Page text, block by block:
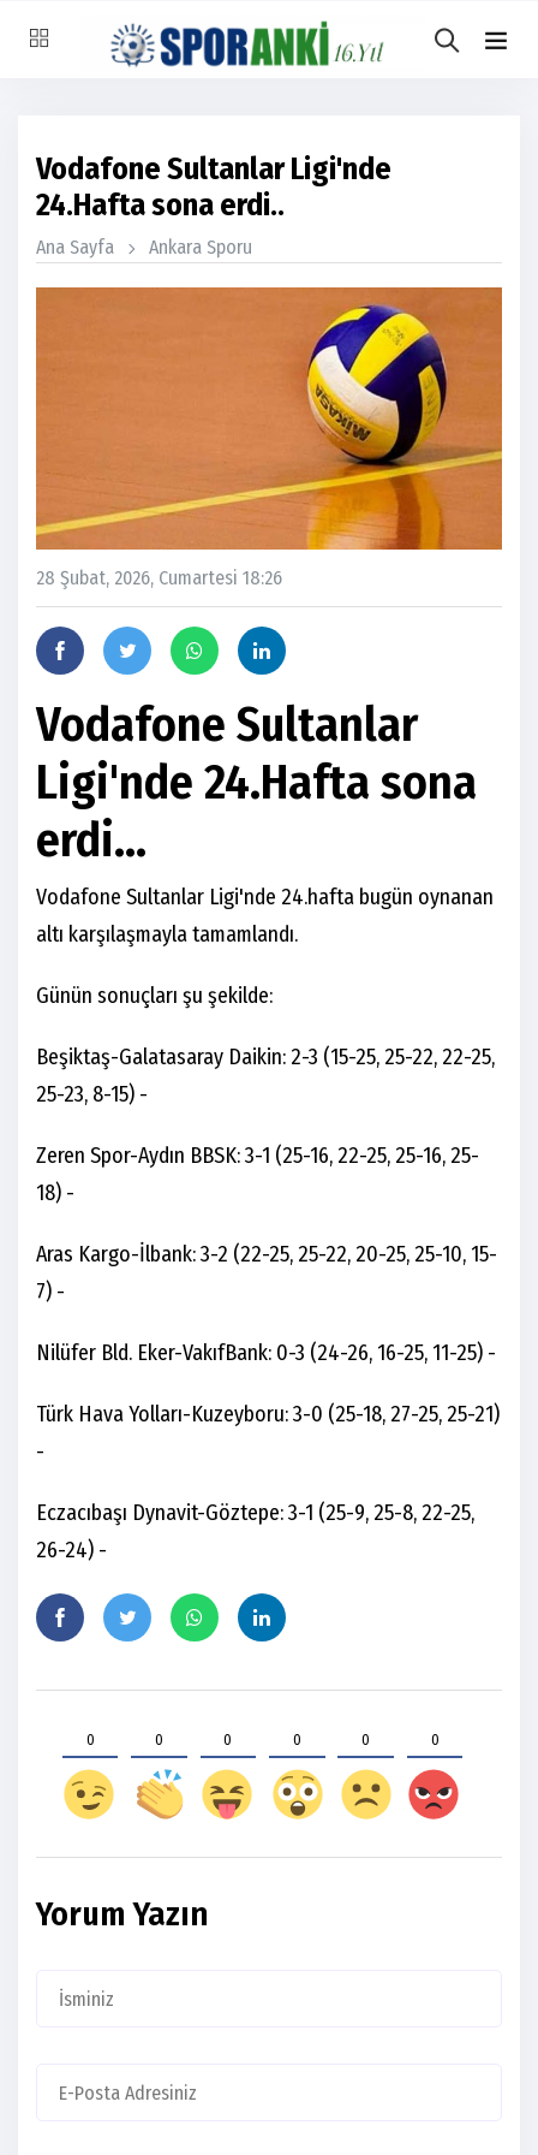
Vodafone Sultanlar Ligi'nde
24.Hafta sona erdi..
Ana Sayfa Ankara Sporu
28 Şubat, 2026, Cumartesi 18:26
Vodafone Sultanlar
Ligi'nde 24.Hafta sona
erdi...
Vodafone Sultanlar Ligi'nde 24.hafta bugün oynanan
altı karşılaşmayla tamamlandı.
Günün sonuçları şu şekilde:
Beşiktaş-Galatasaray Daikin: 2-3 (15-25, 25-22, 22-25,
25-23, 8-15) -
Zeren Spor-Aydın BBSK: 3-1 (25-16, 22-25, 25-16, 25-
18) -
Aras Kargo-İlbank: 3-2 (22-25, 25-22, 20-25, 25-10, 15-
7) -
Nilüfer Bld. Eker-VakıfBank: 0-3 (24-26, 16-25, 11-25) -
Türk Hava Yolları-Kuzeyboru: 3-0 (25-18, 27-25, 25-21)
-
Eczacıbaşı Dynavit-Göztepe: 3-1 (25-9, 25-8, 22-25,
26-24) -
0 0 0 0 0 0
Yorum Yazın